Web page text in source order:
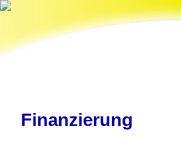
Finanzierung